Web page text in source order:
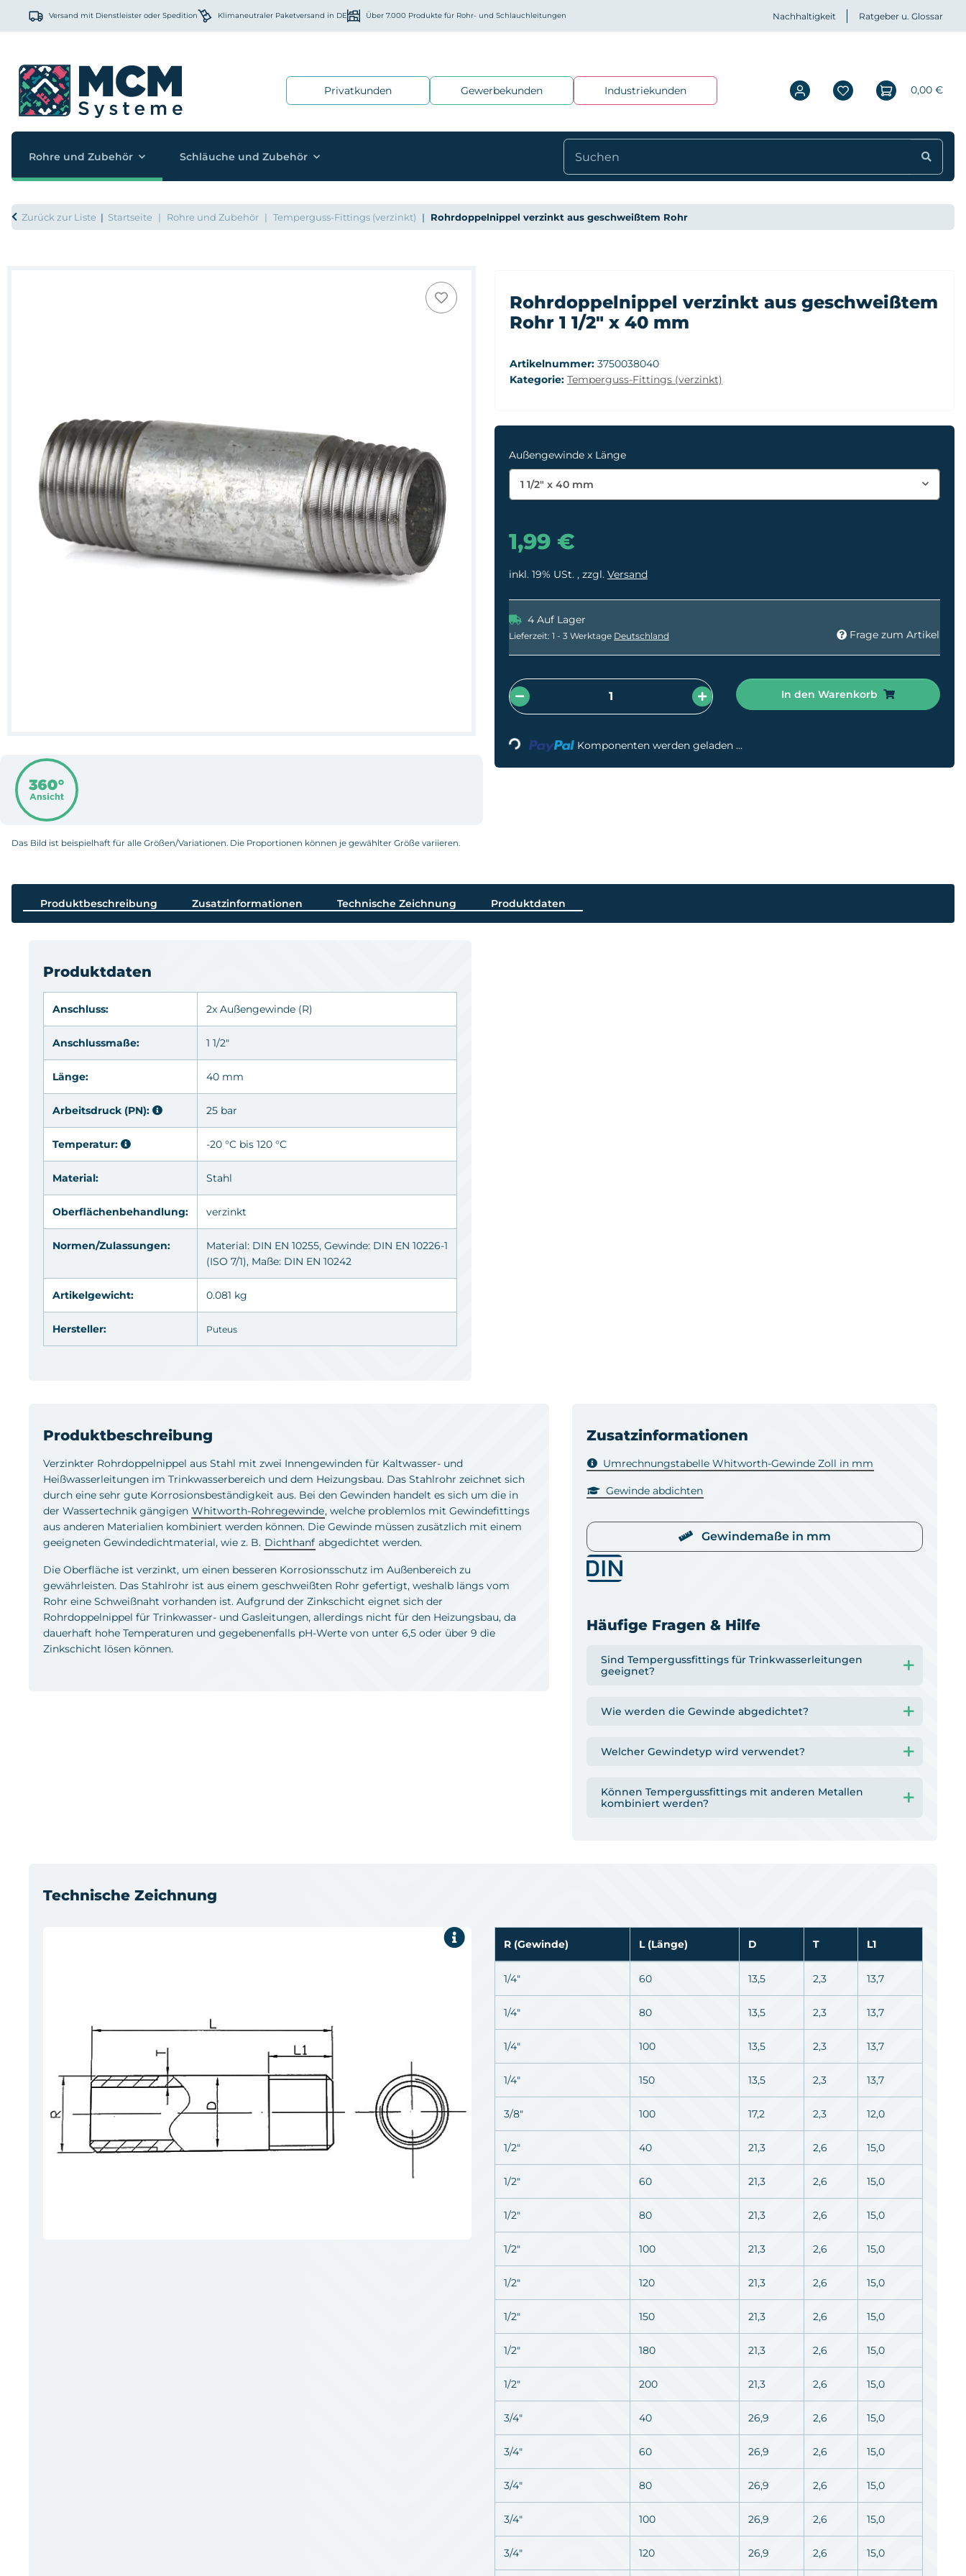
Versand mit Dienstleister oder Spedition Klimaneutraler Paketversand in DE Über 7.000 Produkte für Rohr- und Schlauchleitungen Nachhaltigkeit Ratgeber u. Glossar
Privatkunden Gewerbekunden Industriekunden 0,00 €
Rohre und Zubehör Schläuche und Zubehör
Zurück zur Liste Startseite Rohre und Zubehör Temperguss-Fittings (verzinkt) Rohrdoppelnippel verzinkt aus geschweißtem Rohr
Das Bild ist beispielhaft für alle Größen/Variationen. Die Proportionen können je gewählter Größe variieren.
Rohrdoppelnippel verzinkt aus geschweißtem
Rohr 1 1/2" x 40 mm
Artikelnummer: 3750038040
Kategorie: Temperguss-Fittings (verzinkt)
Außengewinde x Länge
1 1/2" x 40 mm
1,99 €
inkl. 19% USt. , zzgl. Versand
4 Auf Lager
Lieferzeit: 1 - 3 Werktage Deutschland Frage zum Artikel
In den Warenkorb
Loading... Komponenten werden geladen ...
Produktbeschreibung Zusatzinformationen Technische Zeichnung Produktdaten
Produktbeschreibung
Verzinkter Rohrdoppelnippel aus Stahl mit zwei Innengewinden für Kaltwasser- und
Heißwasserleitungen im Trinkwasserbereich und dem Heizungsbau. Das Stahlrohr zeichnet sich
durch eine sehr gute Korrosionsbeständigkeit aus. Bei den Gewinden handelt es sich um die in
der Wassertechnik gängigen Whitworth-Rohregewinde, welche problemlos mit Gewindefittings
aus anderen Materialien kombiniert werden können. Die Gewinde müssen zusätzlich mit einem
geeigneten Gewindedichtmaterial, wie z. B. Dichthanf abgedichtet werden.
Die Oberfläche ist verzinkt, um einen besseren Korrosionsschutz im Außenbereich zu
gewährleisten. Das Stahlrohr ist aus einem geschweißten Rohr gefertigt, weshalb längs vom
Rohr eine Schweißnaht vorhanden ist. Aufgrund der Zinkschicht eignet sich der
Rohrdoppelnippel für Trinkwasser- und Gasleitungen, allerdings nicht für den Heizungsbau, da
dauerhaft hohe Temperaturen und gegebenenfalls pH-Werte von unter 6,5 oder über 9 die
Zinkschicht lösen können.
Zusatzinformationen
Umrechnungstabelle Whitworth-Gewinde Zoll in mm
Gewinde abdichten
Gewindemaße in mm
Häufige Fragen & Hilfe
Sind Tempergussfittings für Trinkwasserleitungen
geeignet?
Wie werden die Gewinde abgedichtet?
Welcher Gewindetyp wird verwendet?
Können Tempergussfittings mit anderen Metallen
kombiniert werden?
Technische Zeichnung
R (Gewinde) L (Länge) D T L1
1/4" 60 13,5 2,3 13,7
1/4" 80 13,5 2,3 13,7
1/4" 100 13,5 2,3 13,7
1/4" 150 13,5 2,3 13,7
3/8" 100 17,2 2,3 12,0
1/2" 40 21,3 2,6 15,0
1/2" 60 21,3 2,6 15,0
1/2" 80 21,3 2,6 15,0
1/2" 100 21,3 2,6 15,0
1/2" 120 21,3 2,6 15,0
1/2" 150 21,3 2,6 15,0
1/2" 180 21,3 2,6 15,0
1/2" 200 21,3 2,6 15,0
3/4" 40 26,9 2,6 15,0
3/4" 60 26,9 2,6 15,0
3/4" 80 26,9 2,6 15,0
3/4" 100 26,9 2,6 15,0
3/4" 120 26,9 2,6 15,0
Produktdaten
Anschluss: 2x Außengewinde (R)
Anschlussmaße: 1 1/2"
Länge: 40 mm
Arbeitsdruck (PN): 25 bar
Temperatur: -20 °C bis 120 °C
Material: Stahl
Oberflächenbehandlung: verzinkt
Normen/Zulassungen:
Material: DIN EN 10255, Gewinde: DIN EN 10226-1
(ISO 7/1), Maße: DIN EN 10242
Artikelgewicht: 0.081 kg
Hersteller: Puteus